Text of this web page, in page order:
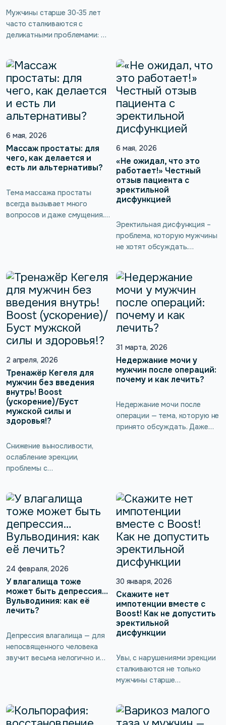
Мужчины старше 30-35 лет
часто сталкиваются с
деликатными проблемами: от
туалет и недержания до
снижения либидо и
эректильной дисфункции. Но
мало кто знает, что многие
нарушения в интимной сфере
можно предотвратить и
устранить с помощью
современных тренажёров
Кегеля. Такие тренировки
помогают укрепить и
вернуть силы мышцам
мочеиспускание, вернуть
сексуальное […]
Интеллектуальный тренажёр
для интимных мышц kGoal
Boost (ускорение)/Буст
обратной биологической
связи без […]
6 мая, 2026
Массаж простаты: для
чего, как делается и
есть ли альтернативы?
Тема массажа простаты
всегда вызывает много
вопросов и даже смущения.
кровообращение, повысить
потенцию и предотвратить
неприятные заболевания. Но
не всем комфортно
обращаться за такой
процедурой к врачу, да и
самостоятельное
выполнение может быть
неудобным.
6 мая, 2026
«Не ожидал, что это
работает!» Честный
отзыв пациента с
эректильной
дисфункцией
Эректильная дисфункция –
проблема, которую мужчины
не хотят обсуждать.
распространенности не
знает никто. Для мужчины,
хоть старше 50 лет, хоть
моложе, это –
исключительно болезненная
тема! И даже если он
андролога, советы
врача нередко могут
игнорироваться, например,
когда назначается
импотенции. Реально ли
победить это состояние в
домашних условиях? При чём
2 апреля, 2026
Тренажёр Кегеля для
мужчин без введения
внутрь! Boost
(ускорение)/Буст
мужской силы и
здоровья!?
Снижение выносливости,
ослабление эрекции,
проблемы с
происходят внезапно. Чаще
всего это постепенный
сигнал о том, что организму
нужна поддержка. И одна из
причин может быть совсем
не там, где её обычно ищут.
Да, у мужчин они тоже есть
— и они участвуют в
поддержании эрекции,
семяизвержении, работе
простаты […]
31 марта, 2026
Недержание мочи у
мужчин после операций:
почему и как лечить?
Недержание мочи после
операции — тема, которую не
принято обсуждать. Даже
Нередко с этим
сталкиваются мужчины
после операций на
предстательной железе,
мочевом пузыре или других
органах малого таза.
Разберёмся, почему
возникает недержание после
операций, какие […]
24 февраля, 2026
У влагалища тоже
может быть депрессия…
Вульводиния: как её
лечить?
Депрессия влагалища — для
непосвященного человека
звучит весьма нелогично и
признано официальной
медициной, которая
30 января, 2026
Скажите нет
импотенции вместе с
Boost! Как не допустить
эректильной
дисфункции
Увы, с нарушениями эрекции
сталкиваются не только
мужчины старше
мужская беда может
нагрянуть даже к